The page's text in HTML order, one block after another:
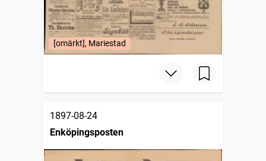
[omärkt], Mariestad
1897-08-24
Enköpingsposten